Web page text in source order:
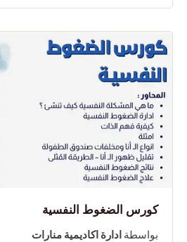
كورس الضغوط النفسية
بواسطة ادارة اكاديمية منارات